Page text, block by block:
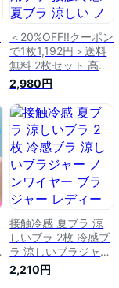
＜20%OFF!!クーポン
で1枚1,192円＞送料
無料 2枚セット 高品
質 夏用ブラ 接触冷
感 夏ブラ 涼しい ノ
ンワイヤー ブラジャ
ー レディース 春夏
軽量 吸汗 速乾 ひび
きにくい ワイヤレス
ノンワイヤーブラ 下
着 ムレにくい ベタ
つきにくい ひんやり
軽い ブラ ナイトブ
ラ 涼しい
2,980円
接触冷感 夏ブラ 涼
しいブラ 2枚 冷感ブ
ラ 涼しいブラジャー
ノンワイヤー ブラジ
ャー レディース 春
2,210円